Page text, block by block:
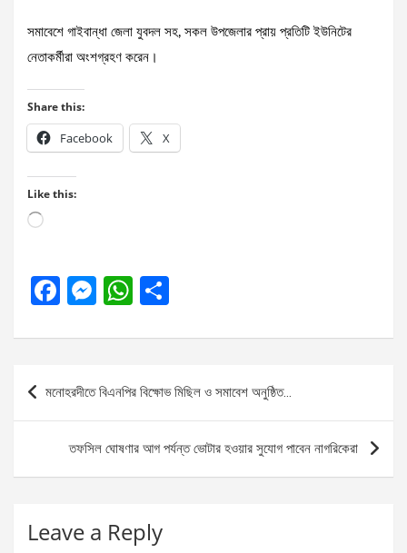
সমাবেশে গাইবান্ধা জেলা যুবদল সহ, সকল উপজেলার প্রায় প্রতিটি ইউনিটের
নেতাকর্মীরা অংশগ্রহণ করেন।
Share this:
Facebook X
Like this:
Loading…
F
ce
o
o
k
M
se
n
g
er
W
at
s
A
p
p
ar
e
Post
navigation
মনোহরদীতে বিএনপির বিক্ষোভ মিছিল ও সমাবেশ অনুষ্ঠিত…
তফসিল ঘোষণার আগ পর্যন্ত ভোটার হওয়ার সুযোগ পাবেন নাগরিকেরা
Leave a Reply